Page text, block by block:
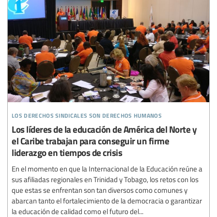
los derechos sindicales son derechos humanos
Los líderes de la educación de América del Norte y
el Caribe trabajan para conseguir un firme
liderazgo en tiempos de crisis
En el momento en que la Internacional de la Educación reúne a
sus afiliadas regionales en Trinidad y Tobago, los retos con los
que estas se enfrentan son tan diversos como comunes y
abarcan tanto el fortalecimiento de la democracia o garantizar
la educación de calidad como el futuro del...